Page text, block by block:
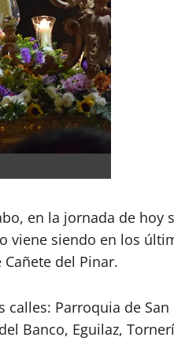
en la jornada de hoy
viene siendo en los
del Pinar.
Parroquia de San
Banco, Eguilaz,